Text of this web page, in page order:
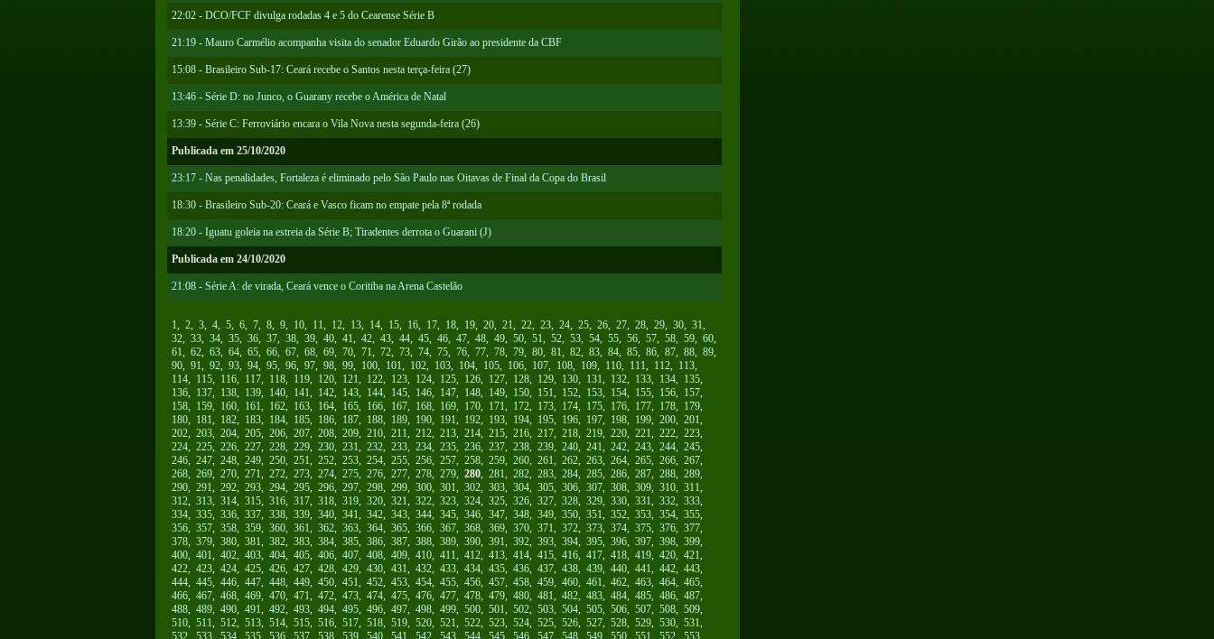
22:02 - DCO/FCF divulga rodadas 4 e 5 do Cearense Série B
21:19 - Mauro Carmélio acompanha visita do senador Eduardo Girão ao presidente da CBF
15:08 - Brasileiro Sub-17: Ceará recebe o Santos nesta terça-feira (27)
13:46 - Série D: no Junco, o Guarany recebe o América de Natal
13:39 - Série C: Ferroviário encara o Vila Nova nesta segunda-feira (26)
Publicada em 25/10/2020
23:17 - Nas penalidades, Fortaleza é eliminado pelo São Paulo nas Oitavas de Final da Copa do Brasil
18:30 - Brasileiro Sub-20: Ceará e Vasco ficam no empate pela 8ª rodada
18:20 - Iguatu goleia na estreia da Série B; Tiradentes derrota o Guarani (J)
Publicada em 24/10/2020
21:08 - Série A: de virada, Ceará vence o Coritiba na Arena Castelão
1, 2, 3, 4, 5, 6, 7, 8, 9, 10, 11, 12, 13, 14, 15, 16, 17, 18, 19, 20, 21, 22, 23, 24, 25, 26, 27, 28, 29, 30, 31,
32, 33, 34, 35, 36, 37, 38, 39, 40, 41, 42, 43, 44, 45, 46, 47, 48, 49, 50, 51, 52, 53, 54, 55, 56, 57, 58, 59, 60,
61, 62, 63, 64, 65, 66, 67, 68, 69, 70, 71, 72, 73, 74, 75, 76, 77, 78, 79, 80, 81, 82, 83, 84, 85, 86, 87, 88, 89,
90, 91, 92, 93, 94, 95, 96, 97, 98, 99, 100, 101, 102, 103, 104, 105, 106, 107, 108, 109, 110, 111, 112, 113,
114, 115, 116, 117, 118, 119, 120, 121, 122, 123, 124, 125, 126, 127, 128, 129, 130, 131, 132, 133, 134, 135,
136, 137, 138, 139, 140, 141, 142, 143, 144, 145, 146, 147, 148, 149, 150, 151, 152, 153, 154, 155, 156, 157,
158, 159, 160, 161, 162, 163, 164, 165, 166, 167, 168, 169, 170, 171, 172, 173, 174, 175, 176, 177, 178, 179,
180, 181, 182, 183, 184, 185, 186, 187, 188, 189, 190, 191, 192, 193, 194, 195, 196, 197, 198, 199, 200, 201,
202, 203, 204, 205, 206, 207, 208, 209, 210, 211, 212, 213, 214, 215, 216, 217, 218, 219, 220, 221, 222, 223,
224, 225, 226, 227, 228, 229, 230, 231, 232, 233, 234, 235, 236, 237, 238, 239, 240, 241, 242, 243, 244, 245,
246, 247, 248, 249, 250, 251, 252, 253, 254, 255, 256, 257, 258, 259, 260, 261, 262, 263, 264, 265, 266, 267,
268, 269, 270, 271, 272, 273, 274, 275, 276, 277, 278, 279, 280, 281, 282, 283, 284, 285, 286, 287, 288, 289,
290, 291, 292, 293, 294, 295, 296, 297, 298, 299, 300, 301, 302, 303, 304, 305, 306, 307, 308, 309, 310, 311,
312, 313, 314, 315, 316, 317, 318, 319, 320, 321, 322, 323, 324, 325, 326, 327, 328, 329, 330, 331, 332, 333,
334, 335, 336, 337, 338, 339, 340, 341, 342, 343, 344, 345, 346, 347, 348, 349, 350, 351, 352, 353, 354, 355,
356, 357, 358, 359, 360, 361, 362, 363, 364, 365, 366, 367, 368, 369, 370, 371, 372, 373, 374, 375, 376, 377,
378, 379, 380, 381, 382, 383, 384, 385, 386, 387, 388, 389, 390, 391, 392, 393, 394, 395, 396, 397, 398, 399,
400, 401, 402, 403, 404, 405, 406, 407, 408, 409, 410, 411, 412, 413, 414, 415, 416, 417, 418, 419, 420, 421,
422, 423, 424, 425, 426, 427, 428, 429, 430, 431, 432, 433, 434, 435, 436, 437, 438, 439, 440, 441, 442, 443,
444, 445, 446, 447, 448, 449, 450, 451, 452, 453, 454, 455, 456, 457, 458, 459, 460, 461, 462, 463, 464, 465,
466, 467, 468, 469, 470, 471, 472, 473, 474, 475, 476, 477, 478, 479, 480, 481, 482, 483, 484, 485, 486, 487,
488, 489, 490, 491, 492, 493, 494, 495, 496, 497, 498, 499, 500, 501, 502, 503, 504, 505, 506, 507, 508, 509,
510, 511, 512, 513, 514, 515, 516, 517, 518, 519, 520, 521, 522, 523, 524, 525, 526, 527, 528, 529, 530, 531,
532, 533, 534, 535, 536, 537, 538, 539, 540, 541 542, 543, 544, 545, 546, 547, 548, 549, 550, 551 552, 553,